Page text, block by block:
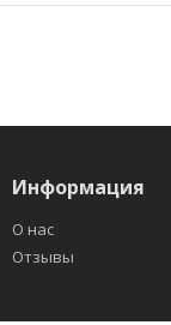
Информация
О нас
Отзывы